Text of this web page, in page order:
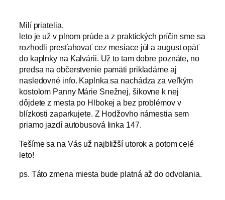
Milí priatelia,
leto je už v plnom prúde a z praktických príčin sme sa
rozhodli presťahovať cez mesiace júl a august opäť
do kaplnky na Kalvárii. Už to tam dobre poznáte, no
predsa na občerstvenie pamäti prikladáme aj
nasledovné info. Kaplnka sa nachádza za veľkým
kostolom Panny Márie Snežnej, šikovne k nej
dôjdete z mesta po Hlbokej a bez problémov v
blízkosti zaparkujete. Z Hodžovho námestia sem
priamo jazdí autobusová linka 147.
Tešíme sa na Vás už najbližší utorok a potom celé
leto!
ps. Táto zmena miesta bude platná až do odvolania.